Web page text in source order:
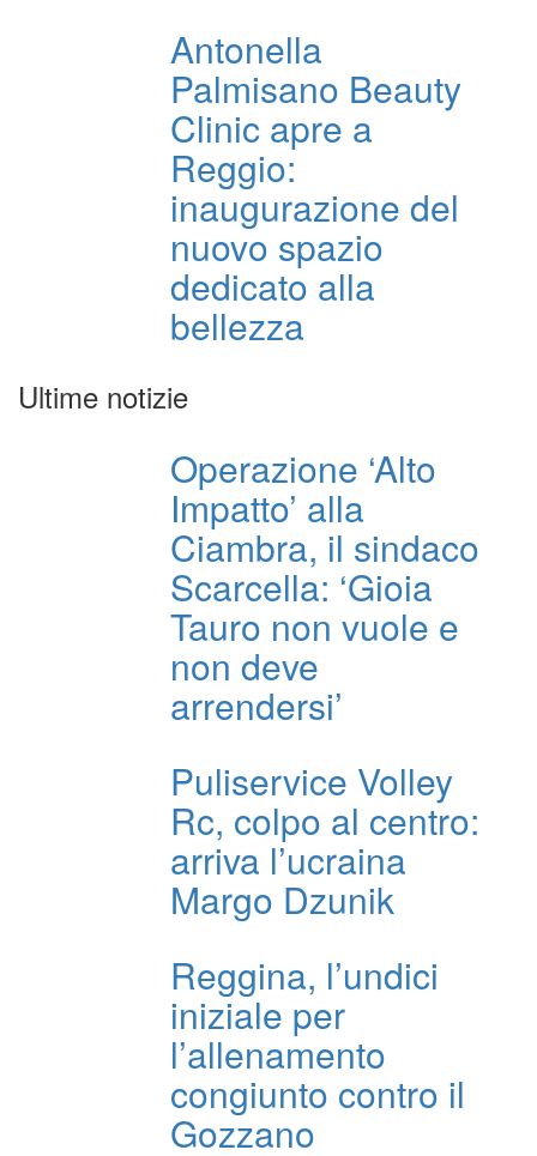
Antonella
Palmisano Beauty
Clinic apre a
Reggio:
inaugurazione del
nuovo spazio
dedicato alla
bellezza
Ultime notizie
Operazione ‘Alto
Impatto’ alla
Ciambra, il sindaco
Scarcella: ‘Gioia
Tauro non vuole e
non deve
arrendersi’
Puliservice Volley
Rc, colpo al centro:
arriva l’ucraina
Margo Dzunik
Reggina, l’undici
iniziale per
l’allenamento
congiunto contro il
Gozzano